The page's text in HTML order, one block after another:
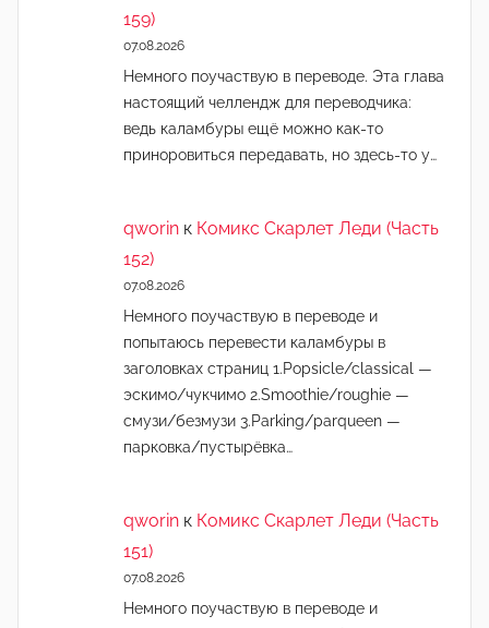
159)
07.08.2026
Немного поучаствую в переводе. Эта глава
настоящий челлендж для переводчика:
ведь каламбуры ещё можно как-то
приноровиться передавать, но здесь-то у…
qworin к Комикс Скарлет Леди (Часть
152)
07.08.2026
Немного поучаствую в переводе и
попытаюсь перевести каламбуры в
заголовках страниц 1.Popsicle/classical —
эскимо/чукчимо 2.Smoothie/roughie —
смузи/безмузи 3.Parking/parqueen —
парковка/пустырёвка…
qworin к Комикс Скарлет Леди (Часть
151)
07.08.2026
Немного поучаствую в переводе и